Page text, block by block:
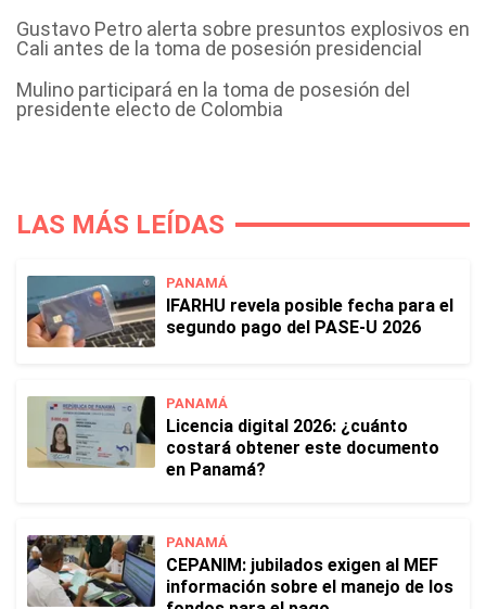
Gustavo Petro alerta sobre presuntos explosivos en
Cali antes de la toma de posesión presidencial
Mulino participará en la toma de posesión del
presidente electo de Colombia
LAS MÁS LEÍDAS
PANAMÁ
IFARHU revela posible fecha para el
segundo pago del PASE-U 2026
PANAMÁ
Licencia digital 2026: ¿cuánto
costará obtener este documento
en Panamá?
PANAMÁ
CEPANIM: jubilados exigen al MEF
información sobre el manejo de los